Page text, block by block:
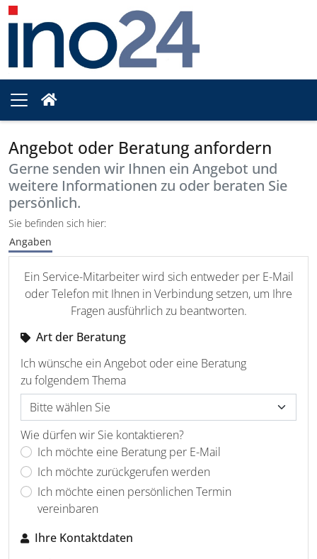
Angebot oder Beratung anfordern
Gerne senden wir Ihnen ein Angebot und
weitere Informationen zu oder beraten Sie
persönlich.
Sie befinden sich hier:
Angaben
Ein Service-Mitarbeiter wird sich entweder per E-Mail
oder Telefon mit Ihnen in Verbindung setzen, um Ihre
Fragen ausführlich zu beantworten.
Art der Beratung
Ich wünsche ein Angebot oder eine Beratung
zu folgendem Thema
Wie dürfen wir Sie kontaktieren?
Ich möchte eine Beratung per E-Mail
Ich möchte zurückgerufen werden
Ich möchte einen persönlichen Termin
vereinbaren
Ihre Kontaktdaten